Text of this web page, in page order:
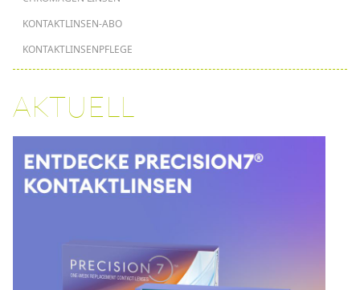
KONTAKTLINSEN-ABO
KONTAKTLINSENPFLEGE
AKTUELL